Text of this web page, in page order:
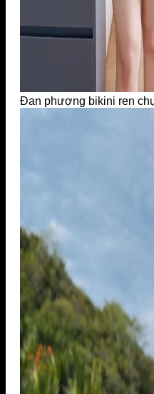
Đan phượng bikini ren